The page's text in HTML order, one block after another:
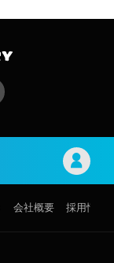
会社概要 採用情報